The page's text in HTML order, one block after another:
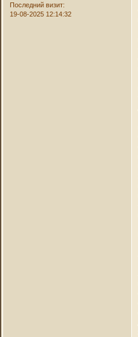
Последний визит:
19-08-2025 12:14:32